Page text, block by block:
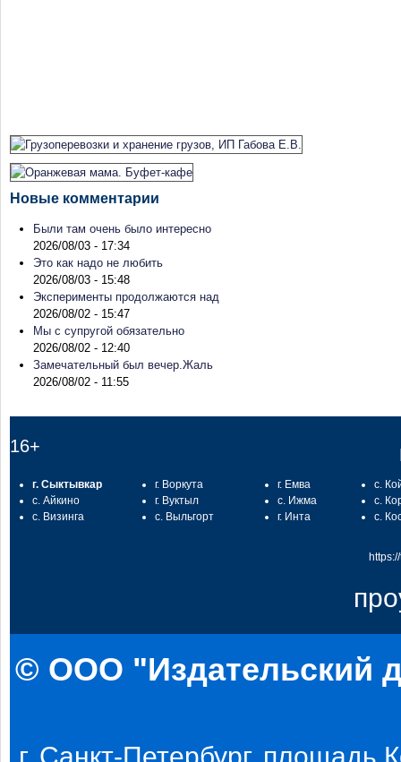
Новые комментарии
Были там очень было интересно
2026/08/03 - 17:34
Это как надо не любить
2026/08/03 - 15:48
Эксперименты продолжаются над
2026/08/02 - 15:47
Мы с супругой обязательно
2026/08/02 - 12:40
Замечательный был вечер.Жаль
2026/08/02 - 11:55
16+
г. Сыктывкар
с. Айкино
с. Визинга
г. Воркута
г. Вуктыл
с. Выльгорт
г. Емва
с. Ижма
г. Инта
с.
с.
с.
© ООО "Издательский